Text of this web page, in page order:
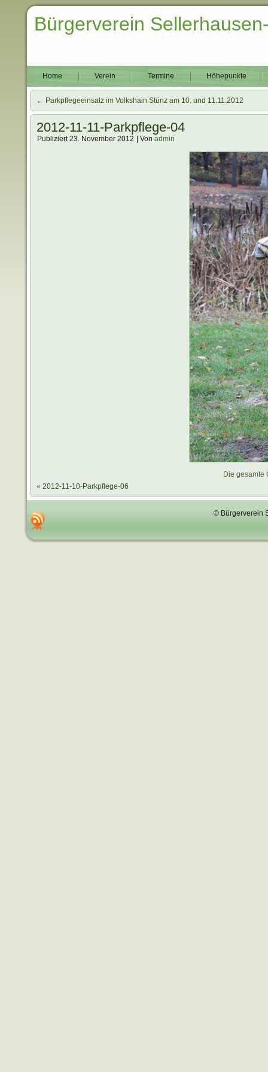
Bürgerverein
Home Verein Termine Höhepunkte
← Parkpflegeeinsatz im Volkshain Stünz am 10. und 11.11.2012
2012-11-11-Parkpflege-04
Publiziert 23. November 2012 Von admin
Die gesamte
« 2012-11-10-Parkpflege-06
© Bürgerverein